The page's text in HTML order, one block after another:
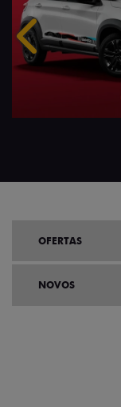
Anterior
OFERTAS
NOVOS